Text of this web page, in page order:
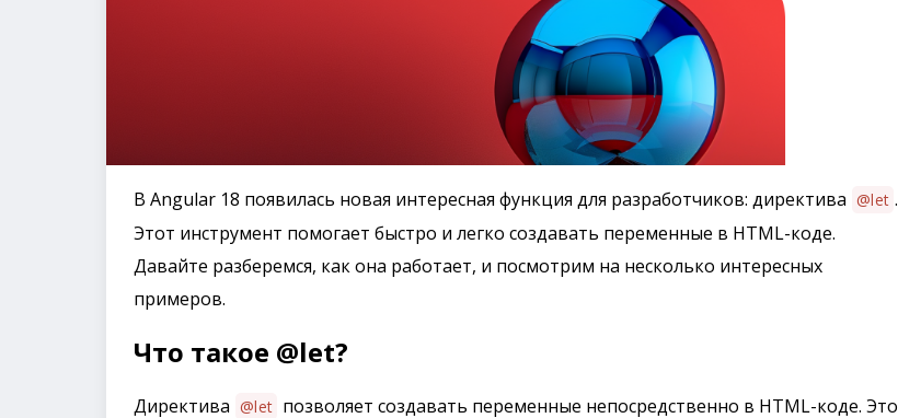
В Angular 18 появилась новая интересная функция для разработчиков: директива @let .
Этот инструмент помогает быстро и легко создавать переменные в HTML-коде.
Давайте разберемся, как она работает, и посмотрим на несколько интересных
примеров.
Что такое @let?
Директива @let позволяет создавать переменные непосредственно в HTML-коде. Это